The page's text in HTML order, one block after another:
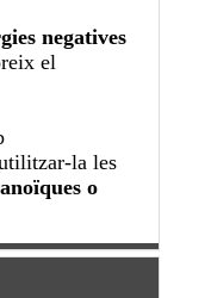
negatives
el
la les
o